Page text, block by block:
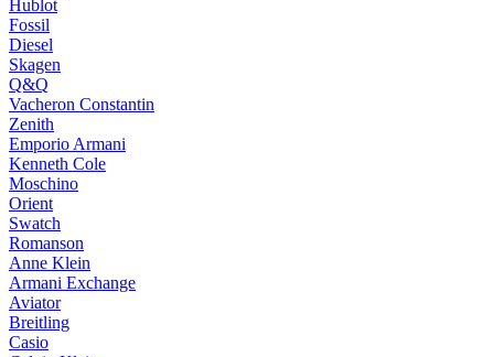
Hublot
Fossil
Diesel
Skagen
Q&Q
Vacheron Constantin
Zenith
Emporio Armani
Kenneth Cole
Moschino
Orient
Swatch
Romanson
Anne Klein
Armani Exchange
Aviator
Breitling
Casio